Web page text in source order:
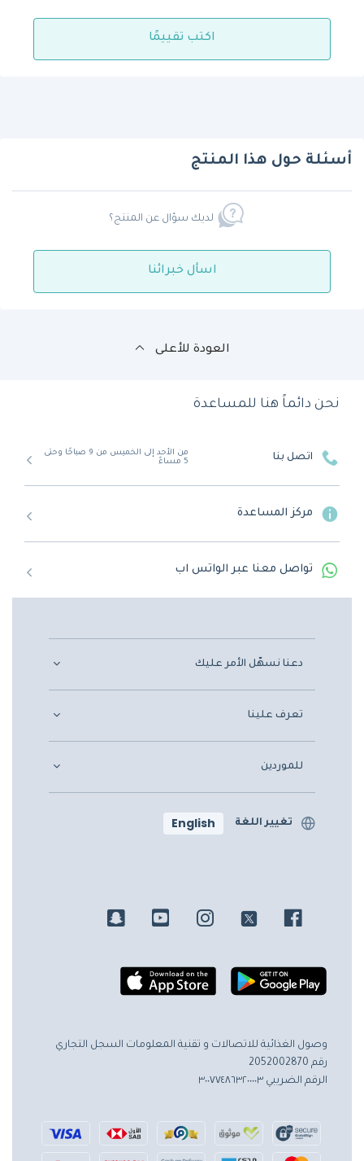
اكتب تقييمًا
أسئلة حول هذا المنتج
لديك سؤال عن المنتج؟
اسأل خبرائنا
العودة للأعلى
نحن دائماً هنا للمساعدة
اتصل بنا
من الأحد إلى الخميس من 9 صباحًا وحتى
5 مساءً
مركز المساعدة
تواصل معنا عبر الواتس اب
دعنا نسهّل الأمر عليك
تعرف علينا
للموردين
تغيير اللغة English
وصول الغذائية للاتصالات و تقنية المعلومات السجل التجاري
رقم 2052002870
الرقم الضريبي ٣٠٠٧٧٤٨٦٣٢٠٠٠٠٣